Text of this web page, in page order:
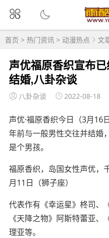
首页 > 热门资讯 > 动漫热点 文
声优福原香织宣布
结婚,八卦杂谈
八卦杂谈 2022-08-18
声优·福原香织今日（3月16
年前与一般男性交往并结婚
是个男孩。
福原香织，岛国女性声优，
月11日（狮子座）
代表作有《幸运星》柊司、
《天降之物》阿斯特蕾亚
理亚等。